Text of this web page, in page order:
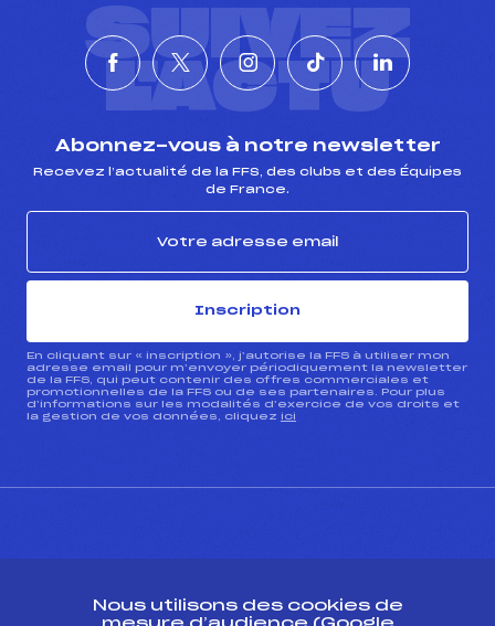
SUIVEZ
L'ACTU
Abonnez-vous à notre newsletter
Recevez l’actualité de la FFS, des clubs et des Équipes
de France.
Inscription
En cliquant sur « inscription », j’autorise la FFS à utiliser mon
adresse email pour m’envoyer périodiquement la newsletter
de la FFS, qui peut contenir des offres commerciales et
promotionnelles de la FFS ou de ses partenaires. Pour plus
d’informations sur les modalités d’exercice de vos droits et
la gestion de vos données, cliquez ici
ESPACE PRESSE
Nous utilisons des cookies de